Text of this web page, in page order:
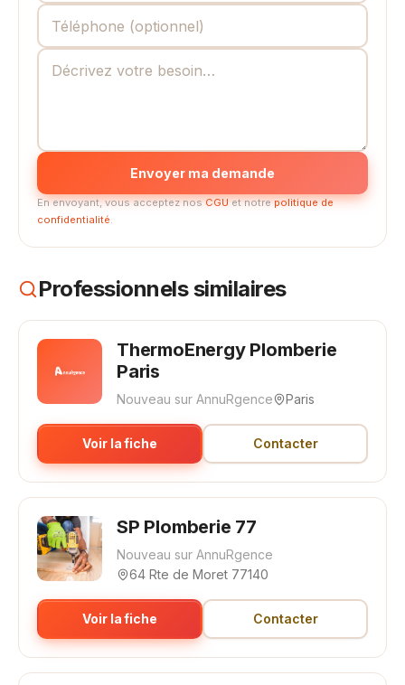
Envoyer ma demande
En envoyant, vous acceptez nosCGUet notrepolitique de
confidentialité.
Professionnels similaires
ThermoEnergy Plomberie
Paris
Nouveau sur AnnuRgence Paris
Voir la fiche Contacter
SP Plomberie 77
Nouveau sur AnnuRgence
64 Rte de Moret 77140
Voir la fiche Contacter